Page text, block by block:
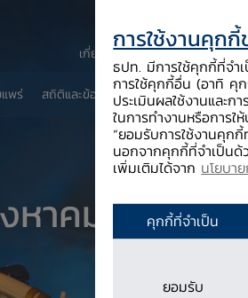
แพร่ สถิติและข้อมูลเผยแพร่ บริการจาก ธป
เกี่ยวกับ ธปท. ติดต่อเรา
หาคม 2565
การใช้งานคุก
ธปท. มีการใช้คุกกี้ที่จำ
การใช้คุกกี้อื่น (อาทิ คุก
ประเมินผลใช้งานและ
ในการทำงานหรือการใ
“ยอมรับการใช้งานคุก
นอกจากคุกกี้ที่จำเป็นด้
เพิ่มเติมได้จาก นโยบา
คุกกี้ที่จำเป็น
ยอมรับ